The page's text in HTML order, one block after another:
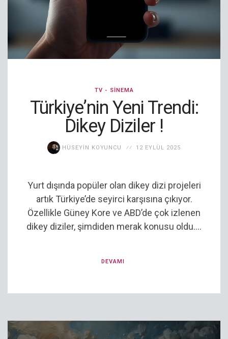
TV - SINEMA
Türkiye’nin Yeni Trendi:
Dikey Diziler !
HÜSEYIN KOYUNCU 12 EYLÜL 2025
Yurt dışında popüler olan dikey dizi projeleri
artık Türkiye’de seyirci karşısına çıkıyor.
Özellikle Güney Kore ve ABD’de çok izlenen
dikey diziler, şimdiden merak konusu oldu....
DEVAMI